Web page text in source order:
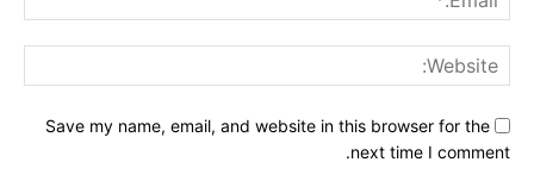
Save my name, email, and website in this browser for the
next time I comment.